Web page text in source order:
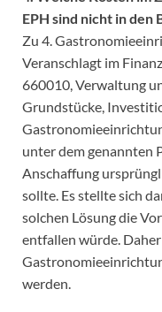
EPH sind nicht in den
Zu 4.
Veranschlagt im
660010, Verwaltung
Grundstücke,
unter dem genannten
Anschaffung
sollte. Es stellte sich
solchen Lösung die
entfallen würde.
werden.